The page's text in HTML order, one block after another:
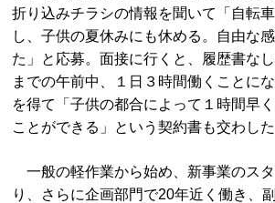
折り込みチラシの情報を聞いて「自転
し、子供の夏休みにも休める。自由な
た」と応募。面接に行くと、履歴書な
までの午前中、１日３時間働くことに
を得て「子供の都合によって１時間早
ことができる」という契約書も交わした
一般の軽作業から始め、新事業のス
り、さらに企画部門で20年近く働き、